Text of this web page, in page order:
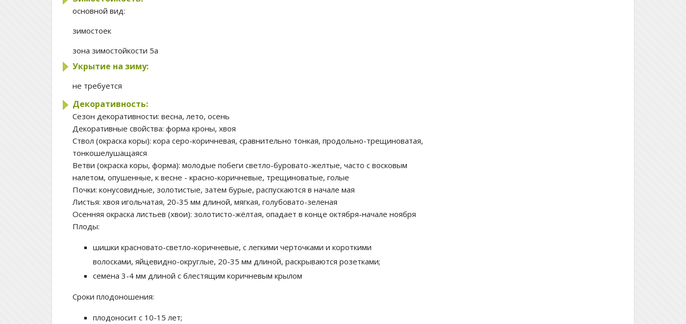
основной вид:
зимостоек
зона зимостойкости 5а
Укрытие на зиму:
не требуется
Декоративность:
Сезон декоративности: весна, лето, осень
Декоративные свойства: форма кроны, хвоя
Ствол (окраска коры): кора серо-коричневая, сравнительно тонкая, продольно-трещиноватая,
тонкошелушащаяся
Ветви (окраска коры, форма): молодые побеги светло-буровато-желтые, часто с восковым
налетом, опушенные, к весне - красно-коричневые, трещиноватые, голые
Почки: конусовидные, золотистые, затем бурые, распускаются в начале мая
Листья: хвоя игольчатая, 20-35 мм длиной, мягкая, голубовато-зеленая
Осенняя окраска листьев (хвои): золотисто-жёлтая, опадает в конце октября-начале ноября
Плоды:
шишки красновато-светло-коричневые, с легкими черточками и короткими
волосками, яйцевидно-округлые, 20-35 мм длиной, раскрываются розетками;
семена 3-4 мм длиной с блестящим коричневым крылом
Сроки плодоношения:
плодоносит с 10-15 лет;